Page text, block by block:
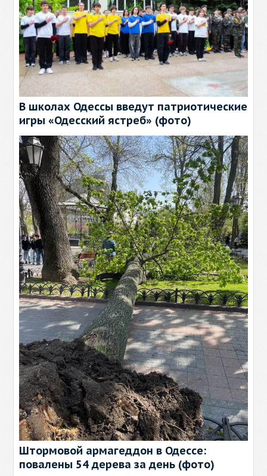
В школах Одессы введут патриотические
игры «Одесский ястреб» (фото)
Штормовой армагеддон в Одессе:
повалены 54 дерева за день (фото)